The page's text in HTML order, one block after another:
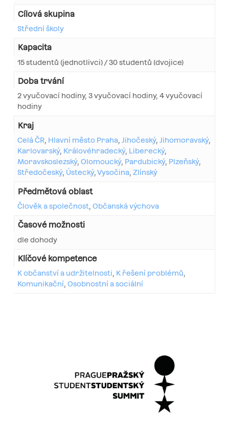
Cílová skupina
Střední školy
Kapacita
15 studentů (jednotlivci) / 30 studentů (dvojice)
Doba trvání
2 vyučovací hodiny, 3 vyučovací hodiny, 4 vyučovací
hodiny
Kraj
Celá ČR, Hlavní město Praha, Jihočeský, Jihomoravský,
Karlovarský, Královéhradecký, Liberecký,
Moravskoslezský, Olomoucký, Pardubický, Plzeňský,
Středočeský, Ústecký, Vysočina, Zlínský
Předmětová oblast
Člověk a společnost, Občanská výchova
Časové možnosti
dle dohody
Klíčové kompetence
K občanství a udržitelnosti, K řešení problémů,
Komunikační, Osobnostní a sociální